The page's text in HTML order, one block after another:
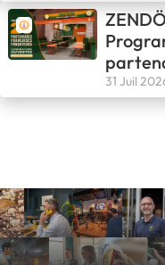
31 Juil